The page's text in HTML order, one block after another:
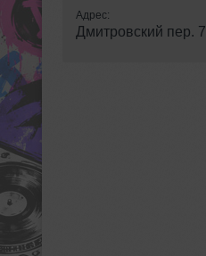
Адрес:
Дмитровский пер. 7